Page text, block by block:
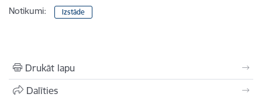
Notikumi: Izstāde
Drukāt lapu
Dalīties